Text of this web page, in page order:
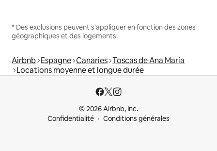
* Des exclusions peuvent s'appliquer en fonction des zones
géographiques et des logements.
Airbnb Espagne Canaries Toscas de Ana María
Locations moyenne et longue durée
© 2026 Airbnb, Inc.
Confidentialité
Conditions générales